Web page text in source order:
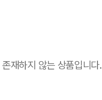
존재하지 않는 상품입니다.